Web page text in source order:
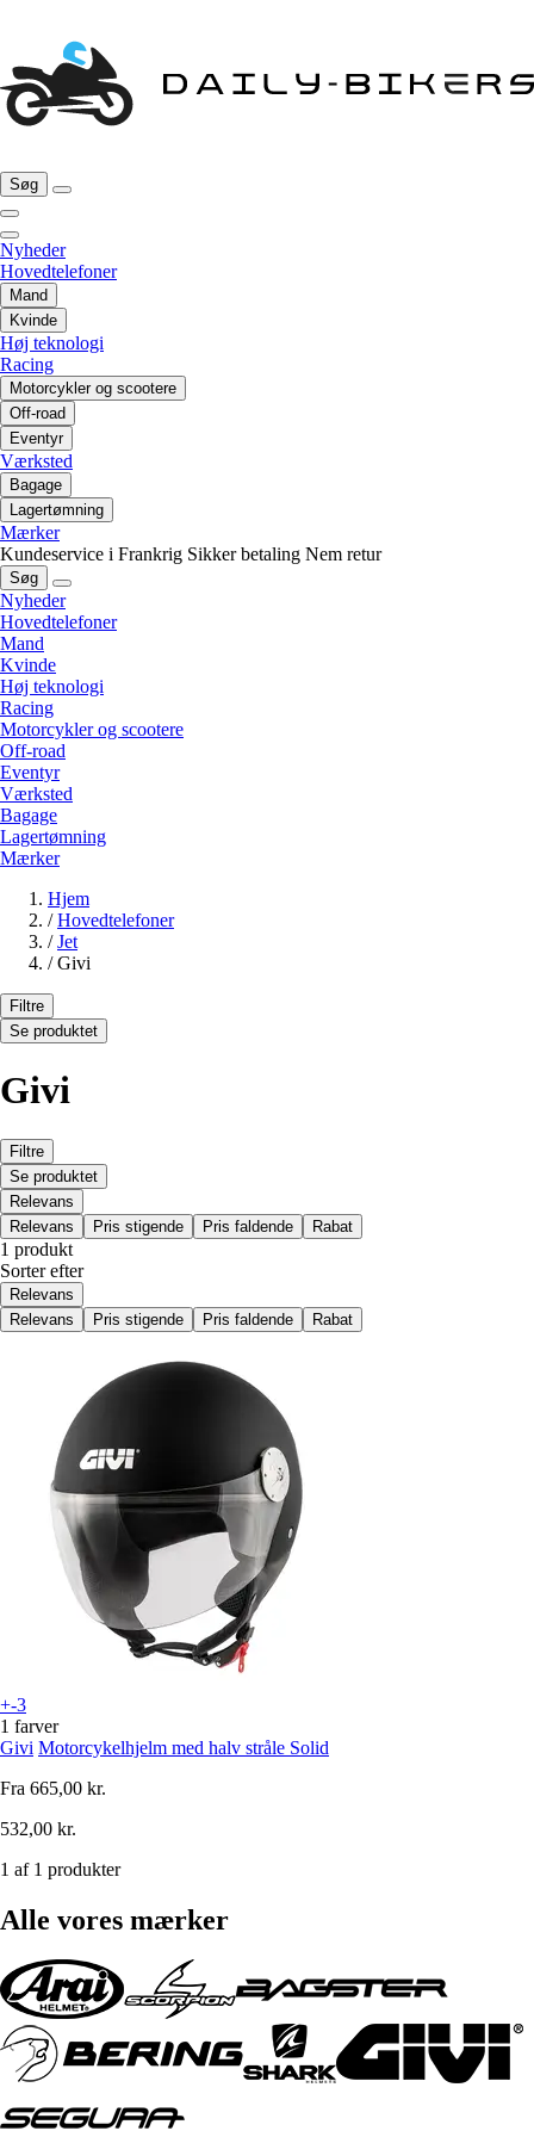
Søg
Nyheder
Hovedtelefoner
Mand
Kvinde
Høj teknologi
Racing
Motorcykler og scootere
Off-road
Eventyr
Værksted
Bagage
Lagertømning
Mærker
Kundeservice i Frankrig Sikker betaling Nem retur
Søg
Nyheder
Hovedtelefoner
Mand
Kvinde
Høj teknologi
Racing
Motorcykler og scootere
Off-road
Eventyr
Værksted
Bagage
Lagertømning
Mærker
Hjem
/ Hovedtelefoner
/ Jet
/ Givi
Filtre
Se produktet
Givi
Filtre
Se produktet
Relevans
Relevans
Pris stigende Pris faldende Rabat
1 produkt
Sorter efter
Relevans
Relevans
Pris stigende Pris faldende Rabat
+-3
1 farver
Givi Motorcykelhjelm med halv stråle Solid
Fra 665,00 kr.
532,00 kr.
1 af 1 produkter
Alle vores mærker